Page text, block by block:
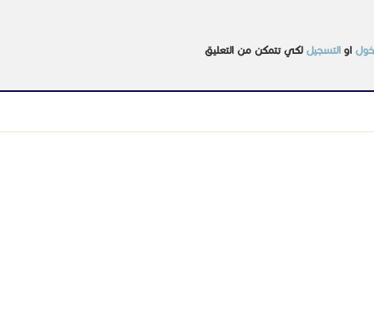
او التسجيل لكي تتمكن من التعليق